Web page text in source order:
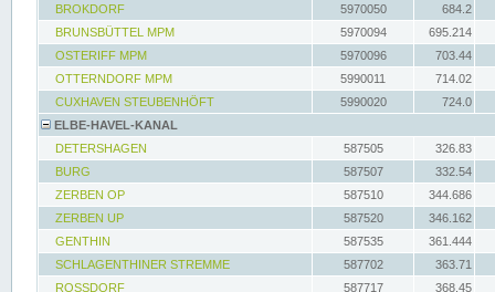
BROKDORF
5970050
684.2
BRUNSBÜTTEL MPM
5970094
695.214
OSTERIFF MPM
5970096
703.44
OTTERNDORF MPM
5990011
714.02
CUXHAVEN STEUBENHÖFT
5990020
724.0
ELBE-HAVEL-KANAL
DETERSHAGEN
587505
326.83
BURG
587507
332.54
ZERBEN OP
587510
344.686
ZERBEN UP
587520
346.162
GENTHIN
587535
361.444
SCHLAGENTHINER STREMME
587702
363.71
ROSSDORF
587717 368.45